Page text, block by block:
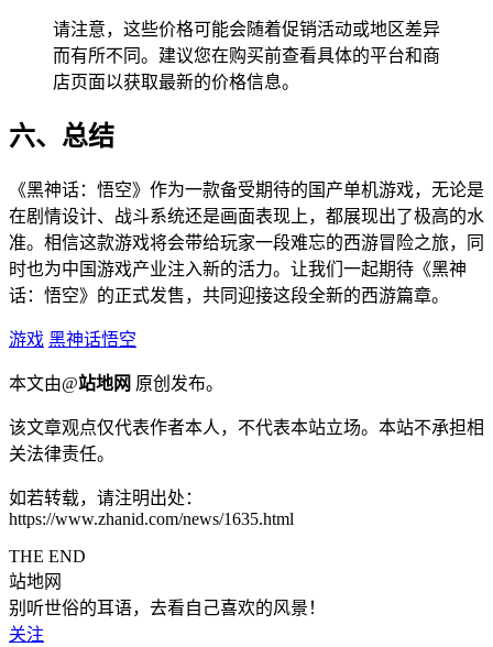
请注意，这些价格可能会随着促销活动或地区差异
而有所不同。建议您在购买前查看具体的平台和商
店页面以获取最新的价格信息。
六、总结
《黑神话：悟空》作为一款备受期待的国产单机游戏，无论是
在剧情设计、战斗系统还是画面表现上，都展现出了极高的水
准。相信这款游戏将会带给玩家一段难忘的西游冒险之旅，同
时也为中国游戏产业注入新的活力。让我们一起期待《黑神
话：悟空》的正式发售，共同迎接这段全新的西游篇章。
游戏 黑神话悟空
本文由@站地网 原创发布。
该文章观点仅代表作者本人，不代表本站立场。本站不承担相
关法律责任。
如若转载，请注明出处：
https://www.zhanid.com/news/1635.html
THE END
站地网
别听世俗的耳语，去看自己喜欢的风景！
关注